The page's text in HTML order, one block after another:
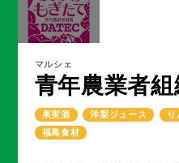
マルシェ
青年農業者
果実酒 洋梨ジュース
福島食材